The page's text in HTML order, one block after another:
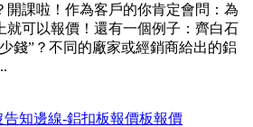
開課啦！作為客戶的你肯定會問：為
就可以報價！還有一個例子：齊白石
錢”？不同的廠家或經銷商給出的鋁